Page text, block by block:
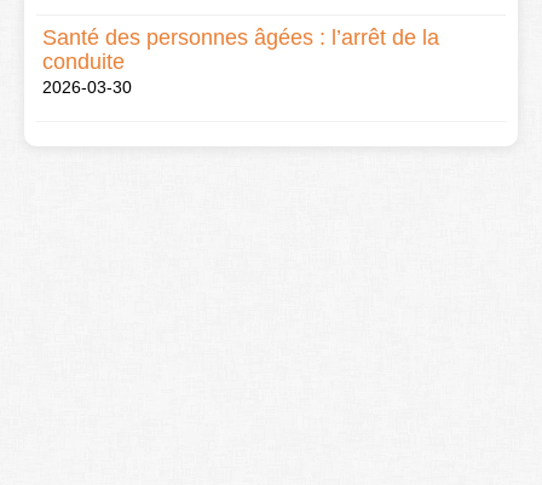
Santé des personnes âgées : l’arrêt de la
conduite
2026-03-30